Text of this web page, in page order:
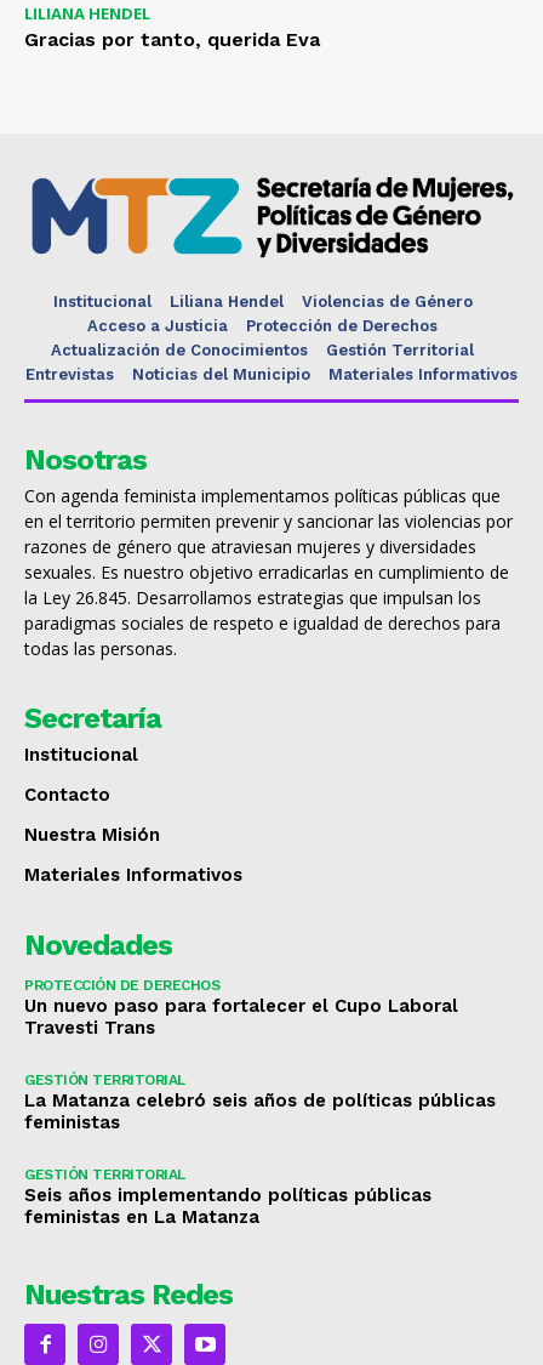
LILIANA HENDEL
Gracias por tanto, querida Eva
Institucional Liliana Hendel
Violencias de Género
Acceso a Justicia
Protección de Derechos
Actualización de Conocimientos
Gestión Territorial
Entrevistas
Noticias del Municipio Materiales Informativos
Nosotras
Con agenda feminista implementamos políticas públicas que
en el territorio permiten prevenir y sancionar las violencias por
razones de género que atraviesan mujeres y diversidades
sexuales. Es nuestro objetivo erradicarlas en cumplimiento de
la Ley 26.845. Desarrollamos estrategias que impulsan los
paradigmas sociales de respeto e igualdad de derechos para
todas las personas.
Secretaría
Institucional
Contacto
Nuestra Misión
Materiales Informativos
Novedades
PROTECCIÓN DE DERECHOS
Un nuevo paso para fortalecer el Cupo Laboral
Travesti Trans
GESTIÓN TERRITORIAL
La Matanza celebró seis años de políticas públicas
feministas
GESTIÓN TERRITORIAL
Seis años implementando políticas públicas
feministas en La Matanza
Nuestras Redes